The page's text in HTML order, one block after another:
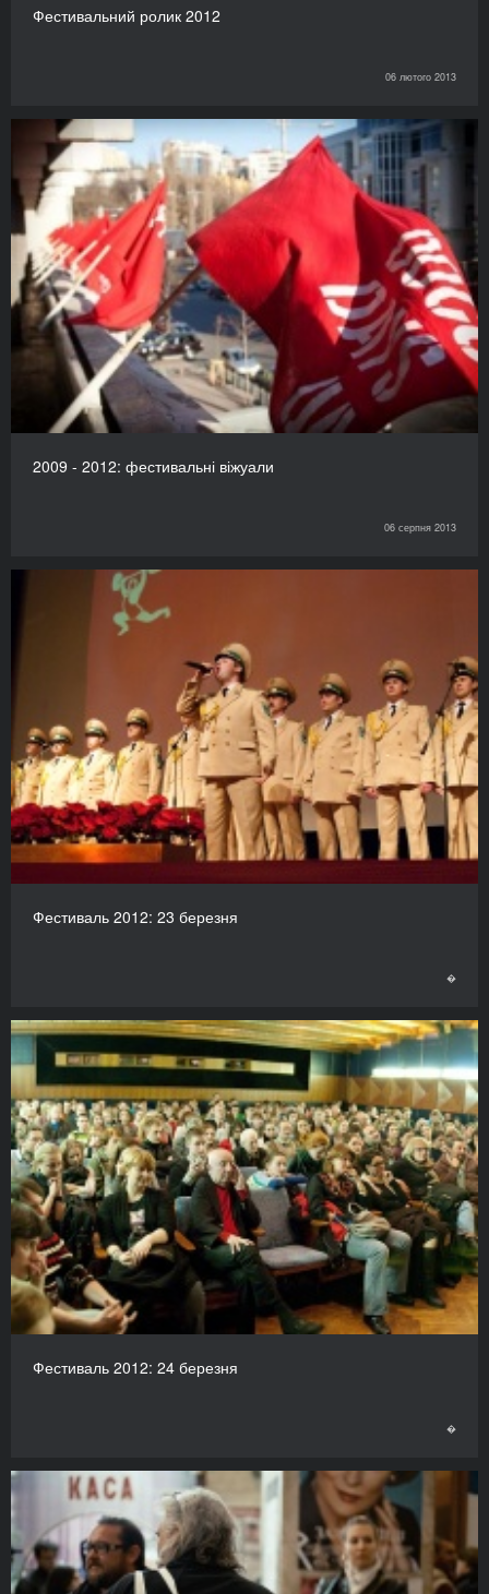
Фестивальний ролик 2012
06 лютого 2013
2009 - 2012: фестивальні віжуали
06 серпня 2013
Фестиваль 2012: 23 березня
�
Фестиваль 2012: 24 березня
�